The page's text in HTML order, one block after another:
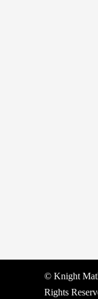
© Knight
Rights